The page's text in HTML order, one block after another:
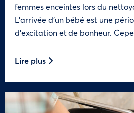
femmes enceintes lors du
L’arrivée d’un bébé est une
d’excitation et de bonheur.
Lire plus